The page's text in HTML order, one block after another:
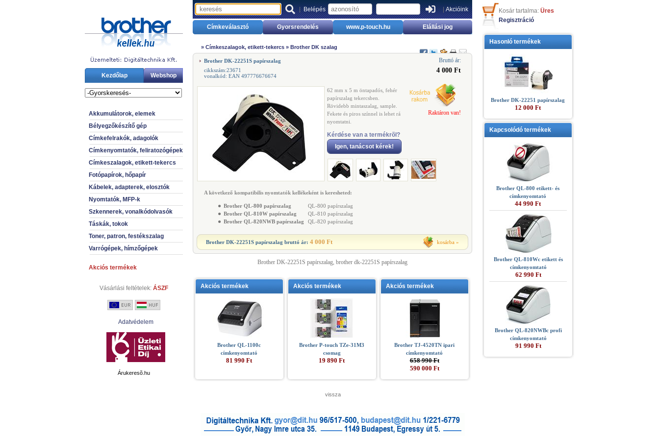
Kezdőlap Webshop
Akkumulátorok, elemek
Bélyegzőkészítő gép
Címkefelrakók, adagolók
Címkenyomtatók, feliratozógépek
Címkeszalagok, etikett-tekercs
Fotópapírok, hőpapír
Kábelek, adapterek, elosztók
Nyomtatók, MFP-k
Szkennerek, vonalkódolvasók
Táskák, tokok
Toner, patron, festékszalag
Varrógépek, hímzőgépek
Akciós termékek
Vásárlási feltételek: ÁSZF
Adatvédelem
Árukeresõ.hu
|Belépés |Akcióink
Címkeválasztó Gyorsrendelés www.p-touch.hu Elállási jog
» Címkeszalagok, etikett-tekercs » Brother DK szalag
Brother DK-22251S papírszalag
cikkszám:23671
vonalkód: EAN 497776676674
Bruttó ár:
4 000 Ft
62 mm x 5 m öntapadós, fehér
papírszalag tekercsben.
Rövidebb mintaszalag, sample.
Fekete és piros színnel is lehet rá
nyomtatni.
Kérdése van a termékrõl?
Igen, tanácsot kérek!
Raktáron van!
A következő kompatibilis nyomtatók kellékeként is keresheted:
● Brother QL-800 papírszalag QL-800 papírszalag
● Brother QL-810W papírszalag QL-810 papírszalag
● Brother QL-820NWB papírszalag QL-820 papírszalag
Brother DK-22251S papírszalag bruttó ár: 4 000 Ft kosárba »
Brother DK-22251S papírszalag, brother dk-22251S papírszalag
Akciós termékek
Brother QL-1100c
címkenyomtató
81 990 Ft
Akciós termékek
Brother P-touch TZe-31M3
csomag
19 890 Ft
Akciós termékek
Brother TJ-4520TN ipari
címkenyomtató
658 990 Ft
590 000 Ft
vissza
Kosár tartalma: Üres
Regisztráció
Hasonló termékek
Brother DK-22251 papírszalag
12 000 Ft
Kapcsolódó termékek
Brother QL-800 etikett- és
címkenyomtató
44 990 Ft
Brother QL-810Wc etikett és
címkenyomtató
62 990 Ft
Brother QL-820NWBc profi
címkenyomtató
91 990 Ft